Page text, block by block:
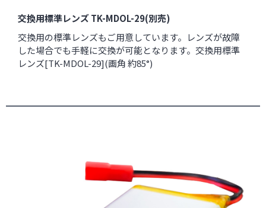
交換用標準レンズ TK-MDOL-29(別売)
交換用の標準レンズもご用意しています。レンズが故障
した場合でも手軽に交換が可能となります。 交換用標準
レンズ[TK-MDOL-29](画角 約85°)